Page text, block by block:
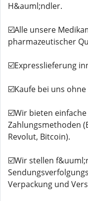
H&auml;ndler.
☑️Alle unsere
pharmazeutischer
☑️Expresslieferung
☑️Kaufe bei uns ohne
☑️Wir bieten
Zahlungsmethoden
Revolut, Bitcoin).
☑️Wir stellen
Verpackung und